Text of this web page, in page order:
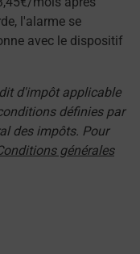
l'alarme se
avec le dispositif
d'impôt applicable
définies par
des impôts. Pour
générales